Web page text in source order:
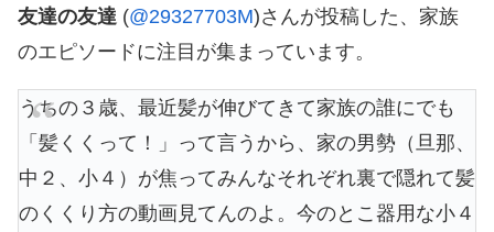
友達の友達 (@29327703M)さんが投稿した、家族
のエピソードに注目が集まっています。
うちの３歳、最近髪が伸びてきて家族の誰にでも
「髪くくって！」って言うから、家の男勢（旦那、
中２、小４）が焦ってみんなそれぞれ裏で隠れて髪
のくくり方の動画見てんのよ。今のとこ器用な小４